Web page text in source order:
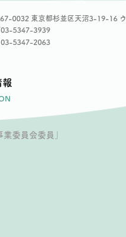
0032 東京都杉並区天沼3-19-16
03-5347-3939
03-5347-2063
報
委員会委員」